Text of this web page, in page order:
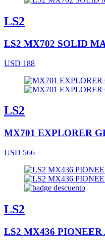
LS2
LS2 MX702 SOLID
USD 188
LS2
MX701 EXPLORER
USD 566
LS2
LS2 MX436